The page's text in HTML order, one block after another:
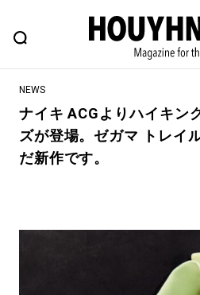
FEATURE BLOG
ヒップなファッション、カルチャー、
#注目のタグ
#NEW VINTAGE #マイナー
#フイナム
NEWS
ナイキ ACGよりハイキン
ズが登場。ゼガマ トレイ
だ新作です。